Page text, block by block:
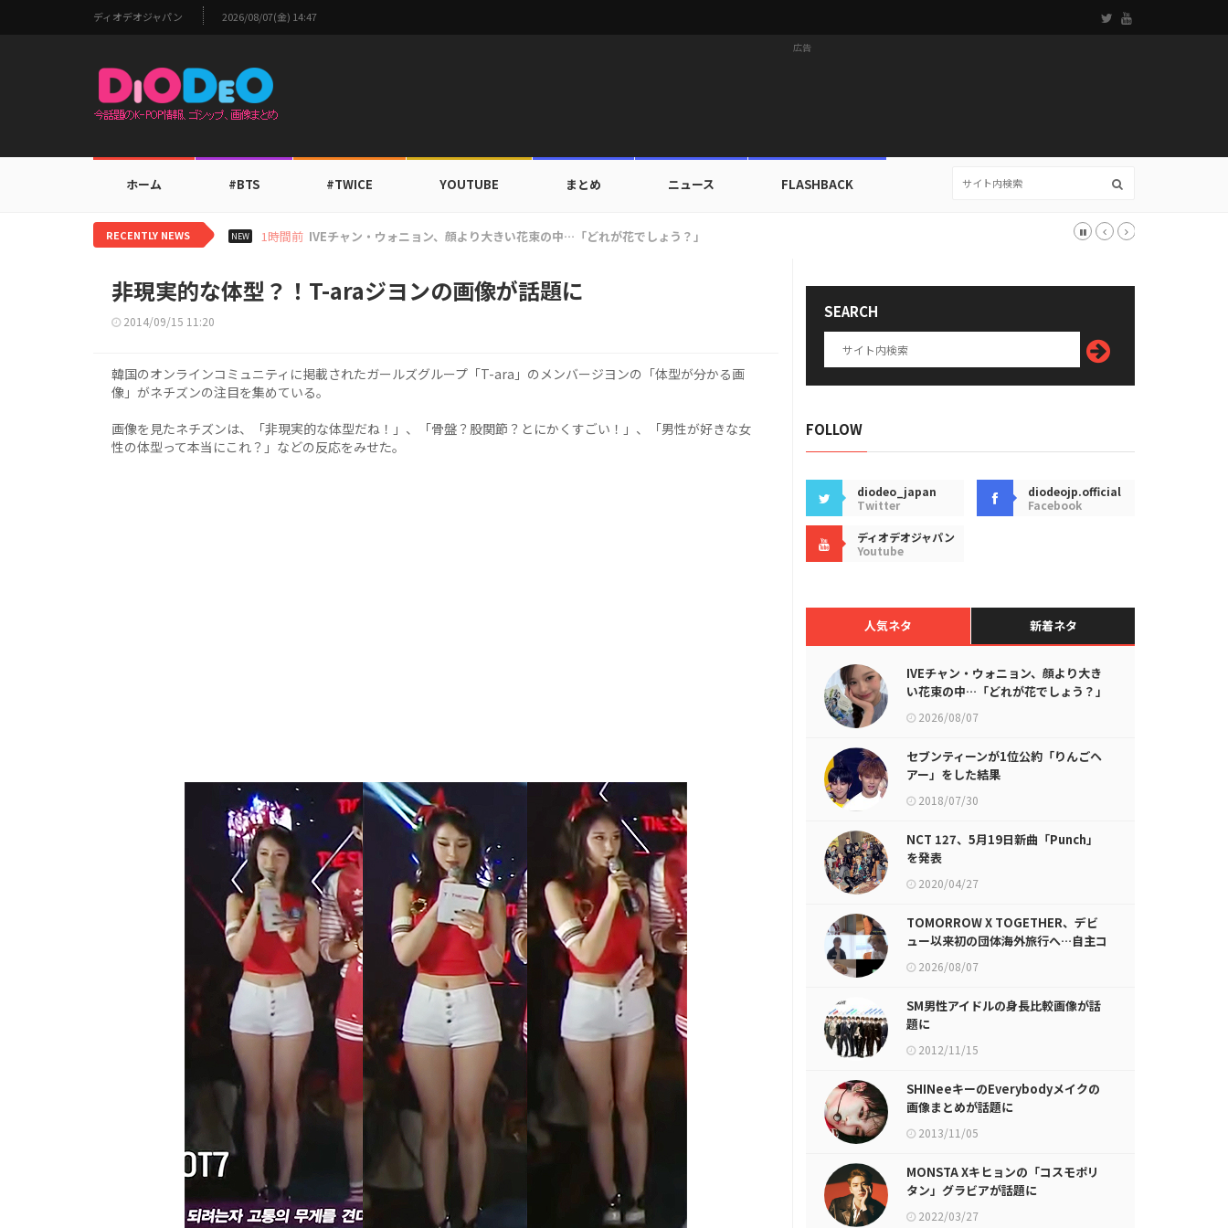
ディオデオジャパン 2026/08/07(金) 14:47
広告
ホーム #BTS #TWICE YOUTUBE まとめ ニュース FLASHBACK
RECENTLY NEWS NEW 3時間前 TOMORROW X TOGETHER、デビュー以来初の団体海外旅行へ…自主コンテンツ公開！
非現実的な体型？！T-araジヨンの画像が話題に
2014/09/15 11:20
韓国のオンラインコミュニティに掲載されたガールズグループ「T-ara」のメンバージヨンの「体型が分かる画
像」がネチズンの注目を集めている。
画像を見たネチズンは、「非現実的な体型だね！」、「骨盤？股関節？とにかくすごい！」、「男性が好きな女
性の体型って本当にこれ？」などの反応をみせた。
SEARCH
FOLLOW
diodeo_japan
Twitter
diodeojp.official
Facebook
ディオデオジャパン
Youtube
人気ネタ 新着ネタ
IVEチャン・ウォニョン、顔より大き
い花束の中…「どれが花でしょう？」
2026/08/07
セブンティーンが1位公約「りんごヘ
アー」をした結果
2018/07/30
NCT 127、5月19日新曲「Punch」
を発表
2020/04/27
TOMORROW X TOGETHER、デビ
ュー以来初の団体海外旅行へ…自主コ
ンテンツ公開！
2026/08/07
SM男性アイドルの身長比較画像が話
題に
2012/11/15
SHINeeキーのEverybodyメイクの
画像まとめが話題に
2013/11/05
MONSTA Xキヒョンの「コスモポリ
タン」グラビアが話題に
2022/03/27